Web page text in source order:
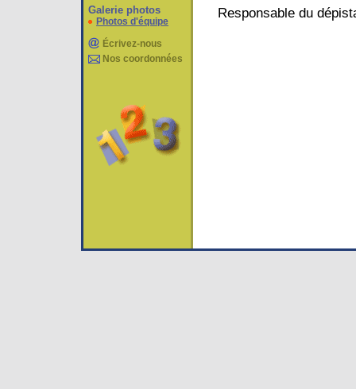
Galerie photos
Photos d'équipe
Écrivez-nous
Nos coordonnées
Responsable du